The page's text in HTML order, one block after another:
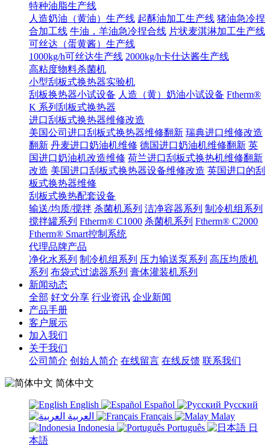
特种油脂生产线
人造奶油（黄油）生产线 起酥油加工生产线 猪油急冷捏
合加工线 牛油，羊油急冷捏合线 片状麦淇淋加工生产线
可丝达（蛋黄酱）生产线
1000kg/h可丝达生产线 2000kg/h卡仕达酱生产线
高粘度物料杀菌机
小型刮板式换热器实验机
刮板换热器小试设备 人造（黄）奶油小试设备 Ftherm®
K 系列刮板式换热器
进口刮板式换热器维修改造
美国公司进口刮板式换热器维修翻新 瑞典进口维修改造
翻新 丹麦进口奶油机维修 德国进口奶油机维修翻新 英
国进口奶油机改造维修 荷兰进口刮板式换热机维修翻新
改造 美国进口刮板式换热器设备维修改造 英国进口的刮
板式换热器维修
刮板式换热配套设备
输送/均质/搅拌 杀菌机系列 洁净容器系列 制冷机组系列
搅拌罐系列 Ftherm® C1000 杀菌机系列 Ftherm® C2000
Ftherm® Smart控制系统
代理品牌产品
净化水系列 制冷机组系列 压力输送泵系列 高压均质机
系列 布袋式过滤器系列 膏体灌装机系列
新闻动态
全部 好文分享 行业资讯 企业新闻
产品手册
客户展示
加入我们
关于我们
公司简介 创始人简介 在线留言 在线反馈 联系我们
简体中文
English Español
Русский
Français
Malay
Indonesia
Português
日
本語